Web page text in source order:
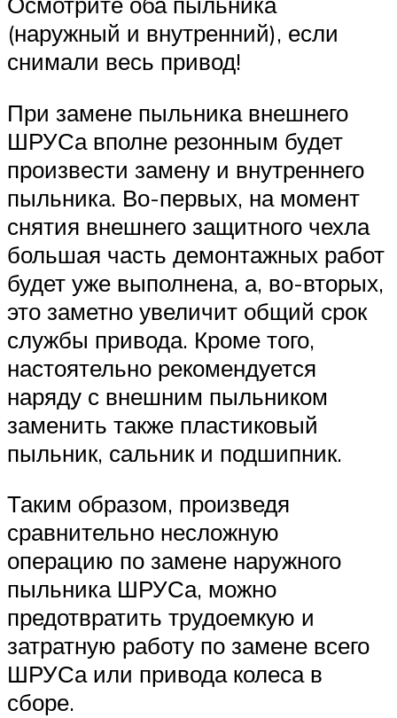
(наружный и внутренний), если
снимали весь привод!
При замене пыльника внешнего
ШРУСа вполне резонным будет
произвести замену и внутреннего
пыльника. Во-первых, на момент
снятия внешнего защитного чехла
большая часть демонтажных работ
будет уже выполнена, а, во-вторых,
это заметно увеличит общий срок
службы привода. Кроме того,
настоятельно рекомендуется
наряду с внешним пыльником
заменить также пластиковый
пыльник, сальник и подшипник.
Таким образом, произведя
сравнительно несложную
операцию по замене наружного
пыльника ШРУСа, можно
предотвратить трудоемкую и
затратную работу по замене всего
ШРУСа или привода колеса в
сборе.